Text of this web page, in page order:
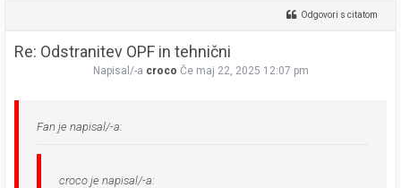
Odgovori s citatom
Re: Odstranitev OPF in tehnični
Napisal/-a croco Če maj 22, 2025 12:07 pm
Fan je napisal/-a:
croco je napisal/-a: